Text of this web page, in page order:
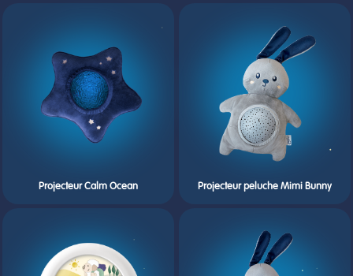
Projecteur Calm Ocean Projecteur peluche Mimi Bunny